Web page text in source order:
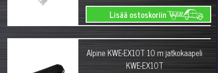
Lisää ostoskoriin
Alpine KWE-EX10T 10 m jatkokaapeli
KWE-EX10T